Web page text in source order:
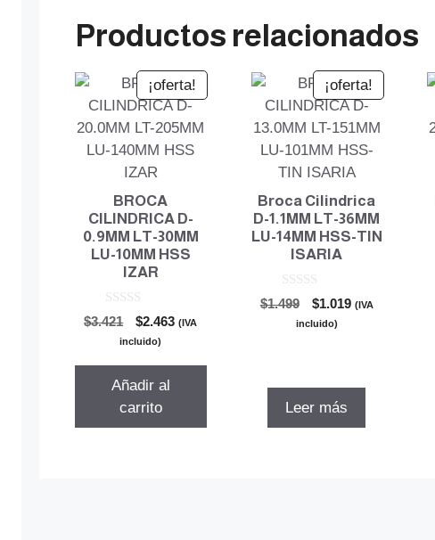
Productos relacionados
¡oferta!
BROCA
CILINDRICA D-
0.9MM LT-30MM
LU-10MM HSS
IZAR
0
d
$3.421
El
precio
era:
$3.421.
$2.463El(IVA
incluido)
Añadir al
carrito
¡oferta!
Broca Cilindrica
D-1.1MM LT-36MM
LU-14MM HSS-TIN
ISARIA
0
d
$1.499
El
precio
$1.019El(IVA
incluido)
Leer más